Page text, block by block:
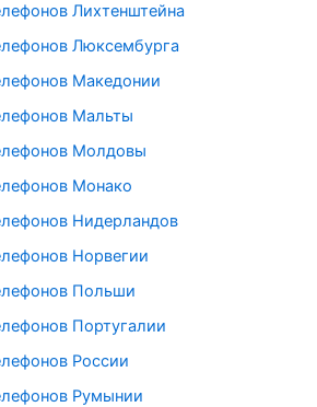
Лихтенштейна
Люксембурга
Македонии
Мальты
Молдовы
Монако
Нидерландов
Норвегии
Польши
Португалии
России
Румынии